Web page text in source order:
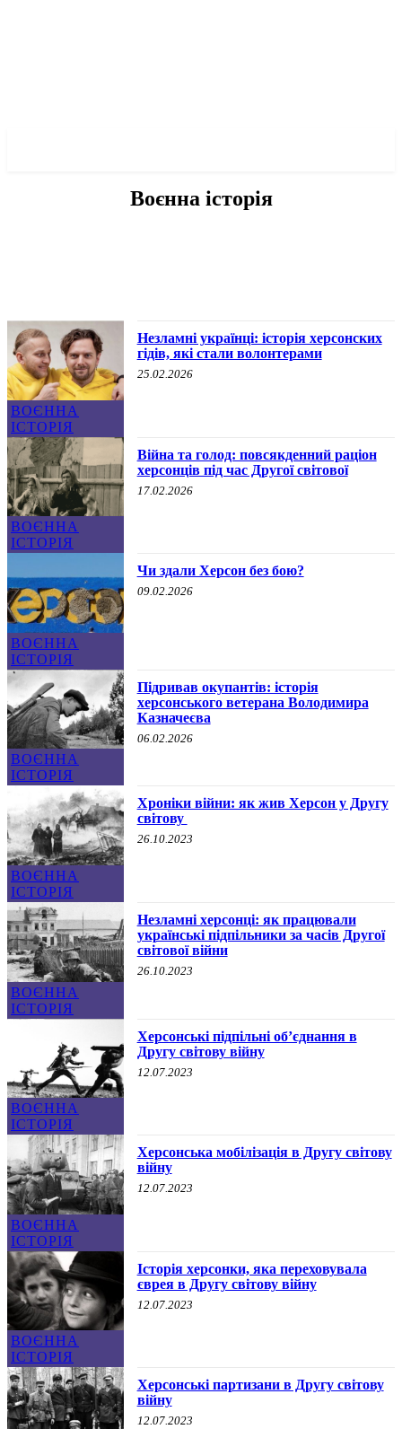
Воєнна історія
ВОЄННА
ІСТОРІЯ
Незламні українці: історія херсонских
гідів, які стали волонтерами
25.02.2026
ВОЄННА
ІСТОРІЯ
Війна та голод: повсякденний раціон
херсонців під час Другої світової
17.02.2026
ВОЄННА
ІСТОРІЯ
Чи здали Херсон без бою?
09.02.2026
ВОЄННА
ІСТОРІЯ
Підривав окупантів: історія
херсонського ветерана Володимира
Казначеєва
06.02.2026
ВОЄННА
ІСТОРІЯ
Хроніки війни: як жив Херсон у Другу
світову
26.10.2023
ВОЄННА
ІСТОРІЯ
Незламні херсонці: як працювали
українські підпільники за часів Другої
світової війни
26.10.2023
ВОЄННА
ІСТОРІЯ
Херсонські підпільні об’єднання в
Другу світову війну
12.07.2023
ВОЄННА
ІСТОРІЯ
Херсонська мобілізація в Другу світову
війну
12.07.2023
ВОЄННА
ІСТОРІЯ
Історія херсонки, яка переховувала
єврея в Другу світову війну
12.07.2023
Херсонські партизани в Другу світову
війну
12.07.2023